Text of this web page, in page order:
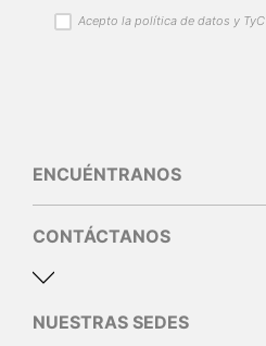
Acepto la política de datos y TyC
ENCUÉNTRANOS
CONTÁCTANOS
Dirección y teléfono
NUESTRAS SEDES